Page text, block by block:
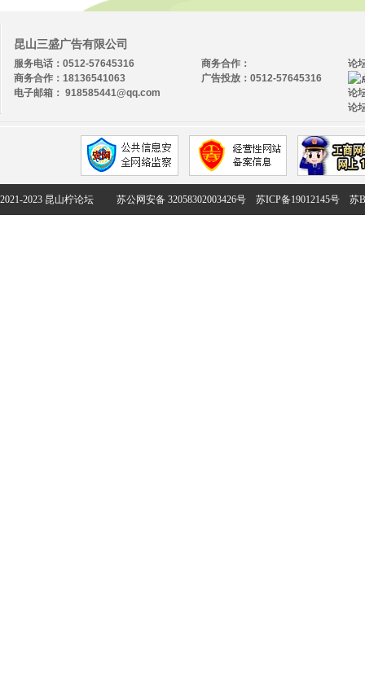
昆山三盛广告有限公司
服务电话：0512-57645316
商务合作：18136541063
电子邮箱： 918585441@qq.com
论
论
论
商务合作：
广告投放：0512-57645316
2021-2023 昆山柠论坛 苏公网安备 32058302003426号 苏ICP备19012145号 苏